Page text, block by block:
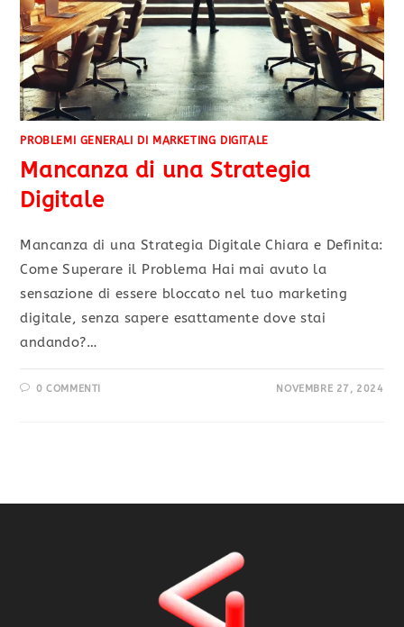
PROBLEMI GENERALI DI MARKETING DIGITALE
Mancanza di una Strategia
Digitale
Mancanza di una Strategia Digitale Chiara e Definita:
Come Superare il Problema Hai mai avuto la
sensazione di essere bloccato nel tuo marketing
digitale, senza sapere esattamente dove stai
andando?…
0 COMMENTI NOVEMBRE 27, 2024